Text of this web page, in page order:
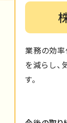
業務の効
を減らし
す。